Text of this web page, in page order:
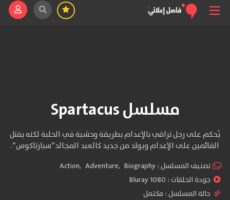
مسلسل Spartacus
يُحكم على رجل تراقي بالإعدام بطريقة وحشية في الحلبة لكنه يقتل
القائمين على الإعدام ويولد من جديد كالعبد المجالد”سبارتاكوس”.
تصنيف المسلسل : Action, Adventure, Biography
جودة الحلقات : 1080 Bluray
حالة المسلسل : مكتمل